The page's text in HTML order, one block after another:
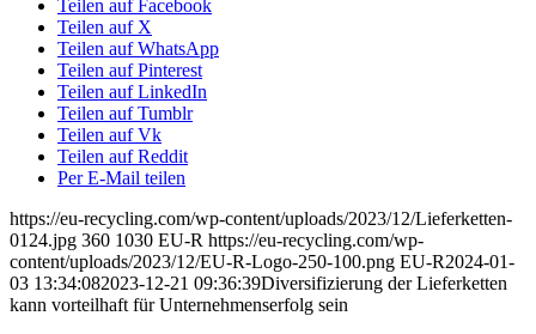
Teilen auf Facebook
Teilen auf X
Teilen auf WhatsApp
Teilen auf Pinterest
Teilen auf LinkedIn
Teilen auf Tumblr
Teilen auf Vk
Teilen auf Reddit
Per E-Mail teilen
https://eu-recycling.com/wp-content/uploads/2023/12/Lieferketten-
0124.jpg 360 1030 EU-R https://eu-recycling.com/wp-
content/uploads/2023/12/EU-R-Logo-250-100.png EU-R2024-01-
03 13:34:082023-12-21 09:36:39Diversifizierung der Lieferketten
kann vorteilhaft für Unternehmenserfolg sein